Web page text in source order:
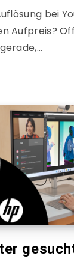
bei
Aufpreis?